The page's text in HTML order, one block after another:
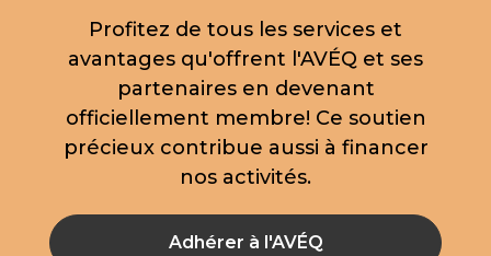
Profitez de tous les services et
avantages qu'offrent l'AVÉQ et ses
partenaires en devenant
officiellement membre! Ce soutien
précieux contribue aussi à financer
nos activités.
Adhérer à l'AVÉQ